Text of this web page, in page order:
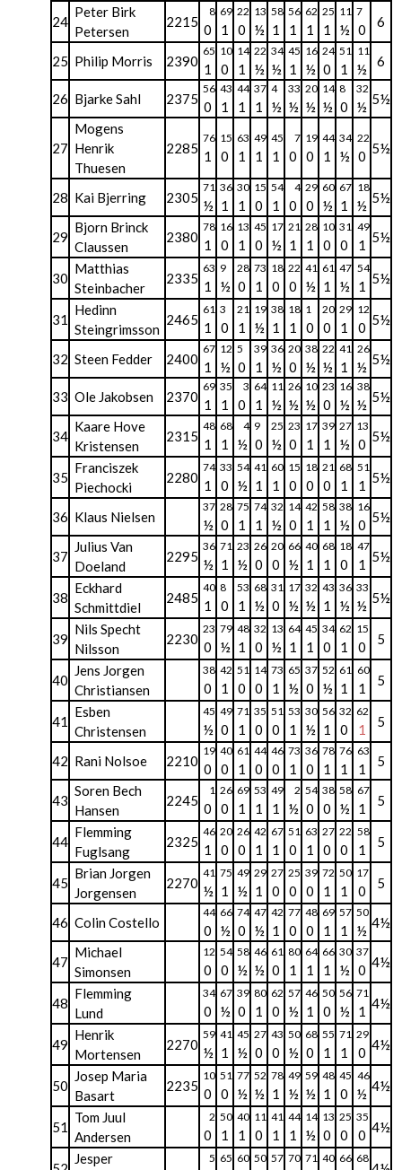
24
Peter Birk
Petersen
2215
8
0
69
1
22
0
13
½
58
1
56
1
62
1
25
1
11
½
7
0 6
25 Philip Morris 2390
65
1
10
0
14
1
22
½
34
½
45
1
16
½
24
0
51
1
11
½ 6
26 Bjarke Sahl 2375
56
0
43
1
44
1
37
1
4
½
33
½
20
½
14
½
8
0
32
½ 5½
27
Mogens
Henrik
Thuesen
2285
76
1
15
0
63
1
49
1
45
1
7
0
19
0
44
1
34
½
22
0 5½
28 Kai Bjerring 2305
71
½
36
1
30
1
15
0
54
1
4
0
29
0
60
½
67
1
18
½ 5½
29
Bjorn Brinck
Claussen
2380
78
1
16
0
13
1
45
0
17
½
21
1
28
1
10
0
31
0
49
1 5½
30
Matthias
Steinbacher
2335
63
1
9
½
28
0
73
1
18
0
22
0
41
½
61
1
47
½
54
1 5½
31
Hedinn
Steingrimsson
2465
61
1
3
0
21
1
19
½
38
1
18
1
1
0
20
0
29
1
12
0 5½
32 Steen Fedder 2400
67
1
12
½
5
0
39
1
36
½
20
0
38
½
22
½
41
1
26
½ 5½
33 Ole Jakobsen 2370
69
1
35
1
3
0
64
1
11
½
26
½
10
½
23
0
16
½
38
½ 5½
34
Kaare Hove
Kristensen
2315
48
1
68
1
4
½
9
0
25
½
23
0
17
1
39
1
27
½
13
0 5½
35
Franciszek
Piechocki
2280
74
1
33
0
54
½
41
1
60
1
15
0
18
0
21
0
68
1
51
1 5½
36 Klaus Nielsen
37
½
28
0
75
1
74
1
32
½
14
0
42
1
58
1
38
½
16
0 5½
37
Julius Van
Doeland
2295
36
½
71
1
23
½
26
0
20
0
66
½
40
1
68
1
18
0
47
1 5½
38
Eckhard
Schmittdiel
2485
40
1
8
0
53
1
68
½
31
0
17
½
32
½
43
1
36
½
33
½ 5½
39
Nils Specht
Nilsson
2230
23
0
79
½
48
1
32
0
13
½
64
1
45
1
34
0
62
1
15
0 5
40
Jens Jorgen
Christiansen
38
0
42
1
51
0
14
0
73
1
65
½
37
0
52
½
61
1
60
1 5
41
Esben
Christensen
45
½
49
0
71
1
35
0
51
0
53
1
30
½
56
1
32
0
62
1 5
42 Rani Nolsoe 2210
19
0
40
0
61
1
44
0
46
0
73
1
36
0
78
1
76
1
63
1 5
43
Soren Bech
Hansen
2245
1
0
26
0
69
1
53
1
49
1
2
½
54
0
38
0
58
½
67
1 5
44
Flemming
Fuglsang
2325
46
1
20
0
26
0
42
1
67
1
51
0
63
1
27
0
22
0
58
1 5
45
Brian Jorgen
Jorgensen
2270
41
½
75
1
49
½
29
1
27
0
25
0
39
0
72
1
50
1
17
0 5
46 Colin Costello
44
0
66
½
74
0
47
½
42
1
77
0
48
0
69
1
57
1
50
½ 4½
47
Michael
Simonsen
12
0
54
0
58
½
46
½
61
0
80
1
64
1
66
1
30
½
37
0 4½
48
Flemming
Lund
34
0
67
½
39
0
80
1
62
0
57
½
46
1
50
0
56
½
71
1 4½
49
Henrik
Mortensen
2270
59
½
41
1
45
½
27
0
43
0
50
½
68
0
55
1
71
1
29
0 4½
50
Josep Maria
Basart
2235
10
0
51
0
77
½
52
½
78
1
49
½
59
½
48
1
45
0
46
½ 4½
51
Tom Juul
Andersen
2
0
50
1
40
1
11
0
41
1
44
1
14
½
13
0
25
0
35
0 4½
Jesper 5 65 60 50 57 70 71 40 66 68